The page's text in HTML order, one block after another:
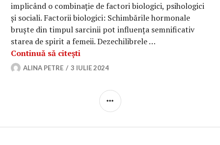
implicând o combinație de factori biologici, psihologici
și sociali. Factorii biologici: Schimbările hormonale
bruște din timpul sarcinii pot influența semnificativ
starea de spirit a femeii. Dezechilibrele …
Continuă să citești
ALINA PETRE 3 IULIE 2024
BARĂ